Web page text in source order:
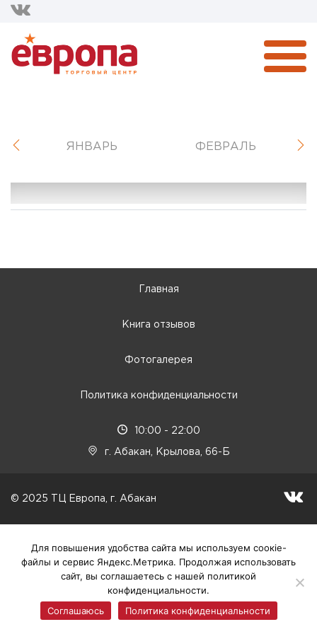
ЯНВАРЬ ФЕВРАЛЬ
Главная
Книга отзывов
Фотогалерея
Политика конфиденциальности
10:00 - 22:00
г. Абакан, Крылова, 66-Б
© 2025 ТЦ Европа, г. Абакан
Для повышения удобства сайта мы используем соокіе-
файлы и сервис Яндекс.Метрика. Продолжая использовать
сайт, вы соглашаетесь с нашей политикой
конфиденциальности.
Соглашаюсь
Политика конфиденциальности